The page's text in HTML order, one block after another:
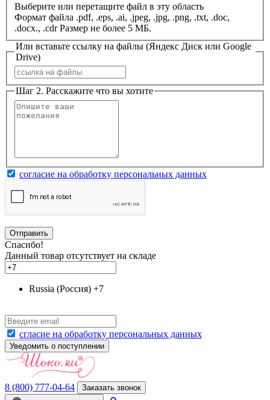
Выберите или перетащите файл в эту область
Формат файла .pdf, .eps, .ai, .jpeg, .jpg, .png, .txt, .doc,
.docx., .cdr Размер не более 5 МБ.
Или вставьте ссылку на файлы (Яндекс Диск или Google
Drive)
Шаг 2. Расскажите что вы хотите
согласие на обработку персональных данных
Отправить
Спасибо!
Данный товар отсутствует на складе
Russia (Россия) +7
сгласие на обработку персональных данных
Уведомить о поступлении
8 (800) 777-04-64 Заказать звонок